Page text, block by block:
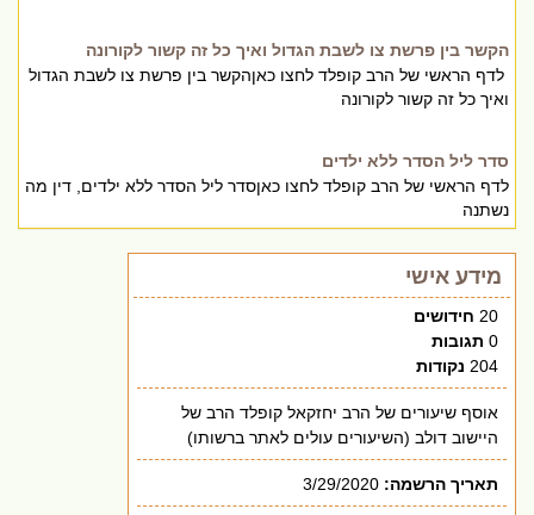
הקשר בין פרשת צו לשבת הגדול ואיך כל זה קשור לקורונה
לדף הראשי של הרב קופלד לחצו כאןהקשר בין פרשת צו לשבת הגדול
ואיך כל זה קשור לקורונה
סדר ליל הסדר ללא ילדים
לדף הראשי של הרב קופלד לחצו כאןסדר ליל הסדר ללא ילדים, דין מה
נשתנה
מידע אישי
20 חידושים
0 תגובות
204 נקודות
אוסף שיעורים של הרב יחזקאל קופלד הרב של
היישוב דולב (השיעורים עולים לאתר ברשותו)
תאריך הרשמה: 3/29/2020